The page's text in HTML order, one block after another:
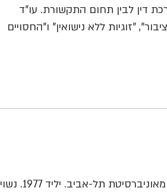
כעורכת דין לבין תחום התקשורת. עו"ד
"זוגיות ללא נישואין" ו"החסויים
בעל תואר ראשון במשפטים (LL.B) בהצטיינות דיקן, מאוניברסיטת תל-אביב. יליד 1977. נשוי